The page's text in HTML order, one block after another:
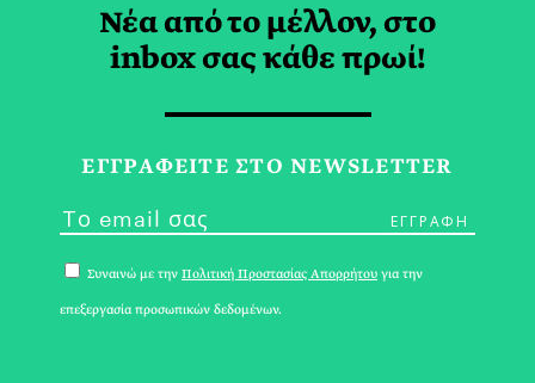
ΕΡΓΑΣΤΗΡΙΑ
ΖΩΓΡΑΦΙΚΗΣ TAG
Νέα από το μέλλον, στο
inbox σας κάθε πρωί!
ΕΓΓPΑΦΕΙΤΕ ΣΤΟ NEWSLETTER
Συναινώ με την Πολιτική Προστασίας Απορρήτου για την
επεξεργασία προσωπικών δεδομένων.